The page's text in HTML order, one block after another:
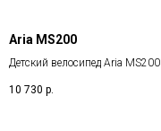
Aria MS200
Детский велосипед Aria MS200
10 730 р.